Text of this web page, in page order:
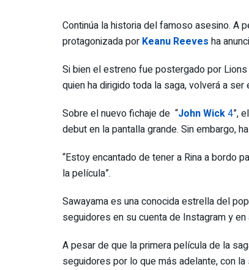
Continúa la historia del famoso asesino. A
protagonizada por Keanu Reeves ha
Si bien el estreno fue postergado por
quien ha dirigido toda la saga, volverá a
Sobre el nuevo fichaje de “John Wick4”,
debut en la pantalla grande. Sin embargo,
“Estoy encantado de tener a Rina a bordo
la película”.
Sawayama es una conocida estrella del
seguidores en su cuenta de Instagram y
A pesar de que la primera película de la
seguidores por lo que más adelante, con